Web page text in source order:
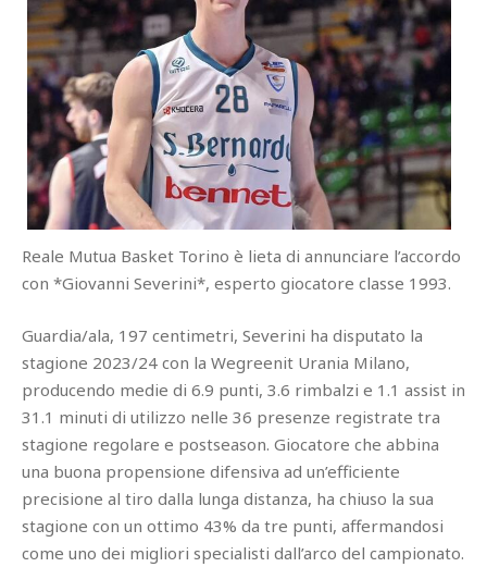
Reale Mutua Basket Torino è lieta di annunciare l’accordo
con *Giovanni Severini*, esperto giocatore classe 1993.
Guardia/ala, 197 centimetri, Severini ha disputato la
stagione 2023/24 con la Wegreenit Urania Milano,
producendo medie di 6.9 punti, 3.6 rimbalzi e 1.1 assist in
31.1 minuti di utilizzo nelle 36 presenze registrate tra
stagione regolare e postseason. Giocatore che abbina
una buona propensione difensiva ad un’efficiente
precisione al tiro dalla lunga distanza, ha chiuso la sua
stagione con un ottimo 43% da tre punti, affermandosi
come uno dei migliori specialisti dall’arco del campionato.